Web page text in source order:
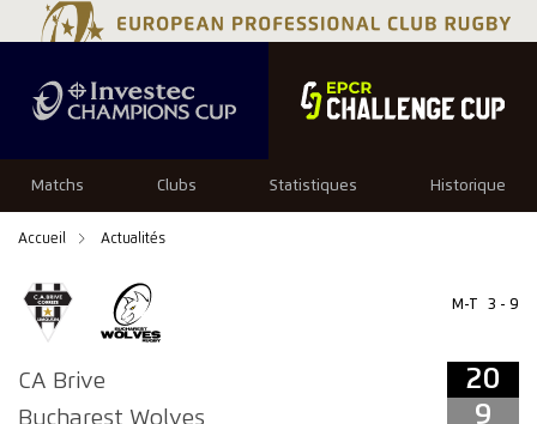
Matchs Clubs Statistiques Historique
Accueil Actualités
CA Brive
Bucharest Wolves
M-T 3 - 9
20
9
20 9